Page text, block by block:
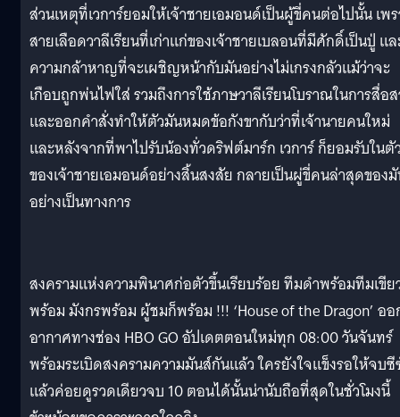
ส่วนเหตุที่เวการ์ยอมให้เจ้าชายเอมอนด์เป็นผู้ขี่คนต่อไปนั้น เพ
สายเลือดวาลีเรียนที่เก่าแก่ของเจ้าชายเบลอนที่มีศักดิ์เป็นปู่ แ
ความกล้าหาญที่จะเผชิญหน้ากับมันอย่างไม่เกรงกลัวแม้ว่าจะ
เกือบถูกพ่นไฟใส่ รวมถึงการใช้ภาษวาลีเรียนโบราณในการสื่อ
และออกคำสั่งทำให้ตัวมันหมดข้อกังขากับว่าที่เจ้านายคนใหม่
และหลังจากที่พาไปรับน้องทั่วดริฟต์มาร์ก เวการ์ ก็ยอมรับในตั
ของเจ้าชายเอมอนด์อย่างสิ้นสงสัย กลายเป็นผู่ขี่คนล่าสุดของ
อย่างเป็นทางการ
สงครามแห่งความพินาศก่อตัวขึ้นเรียบร้อย ทีมดำพร้อมทีมเขีย
พร้อม มังกรพร้อม ผู้ชมก็พร้อม !!! ‘House of the Dragon’ อ
อากาศทางช่อง HBO GO อัปเดตตอนใหม่ทุก 08:00 วันจันทร์
พร้อมระเบิดสงครามความมันส์กันแล้ว ใครยังใจแข็งรอให้จบ
แล้วค่อยดูรวดเดียวจบ 10 ตอนได้นั้นน่านับถือที่สุดในชั่วโมงนี้